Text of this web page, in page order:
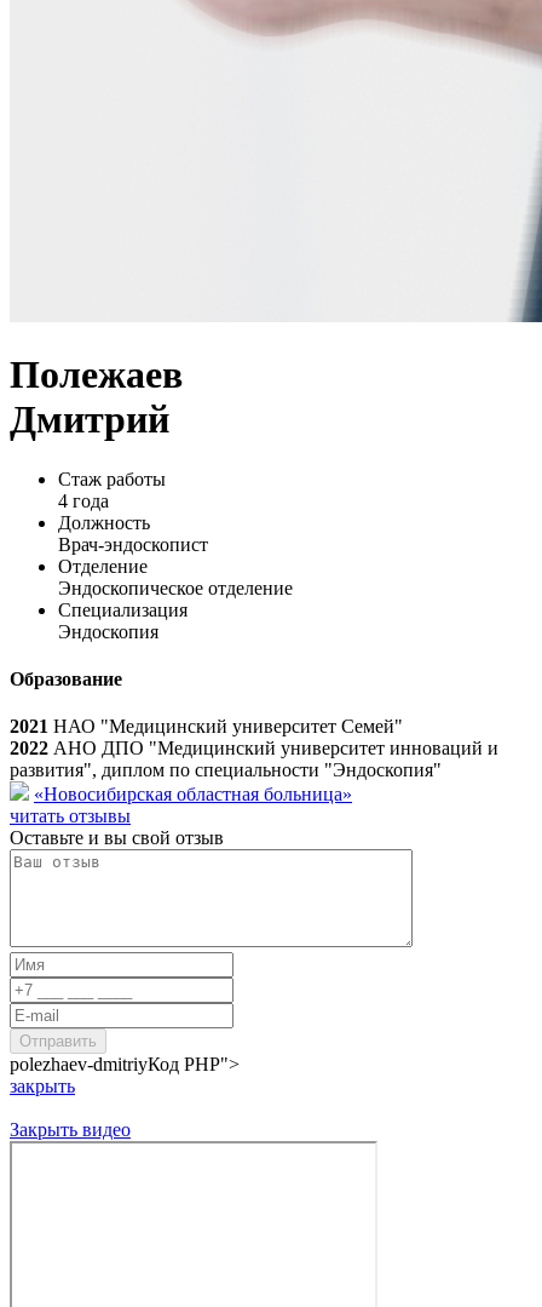
Полежаев
Дмитрий
Стаж работы
4 года
Должность
Врач-эндоскопист
Отделение
Эндоскопическое отделение
Специализация
Эндоскопия
Образование
2021 НАО "Медицинский университет Семей"
2022 АНО ДПО "Медицинский университет инноваций и
развития", диплом по специальности "Эндоскопия"
«Новосибирская областная больница»
читать отзывы
Оставьте и вы свой отзыв
polezhaev-dmitriyКод PHP">
закрыть
Закрыть видео